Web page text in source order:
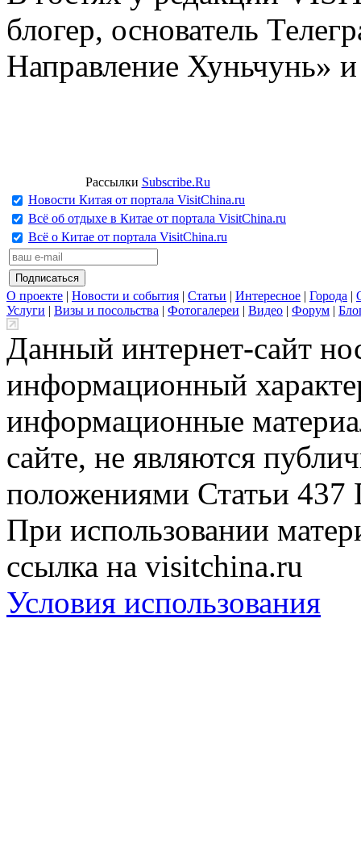
блогер, основатель
Направление Хуньчунь»
Рассылки Subscribe.Ru
Новости Китая от портала VisitChina.ru
Всё об отдыхе в Китае от портала VisitChina.ru
Всё о Китае от портала VisitChina.ru
О проекте | Новости и события | Статьи | Интересное | Города |
Услуги | Визы и посольства | Фотогалереи | Видео | Форум |
Данный интернет-сайт
информационный
информационные
сайте, не являются
положениями Статьи 437
При использовании
ссылка на visitchina.ru
Условия использования